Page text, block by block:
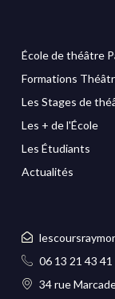
École de théâtre
Formations
Les Stages de
Les + de l'École
Les Étudiants
Actualités
06 13 21 43 41
34 rue